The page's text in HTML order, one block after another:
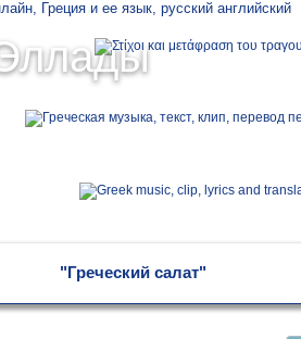
"Греческий салат"